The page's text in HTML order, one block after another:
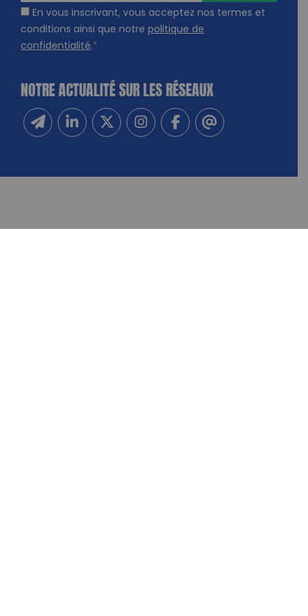
En vous inscrivant, vous acceptez nos termes et
conditions ainsi que notre politique de
confidentialité.*
NOTRE ACTUALITÉ SUR LES RÉSEAUX